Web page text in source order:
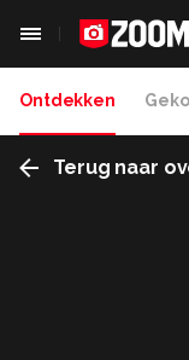
Ontdekken
Terug naar